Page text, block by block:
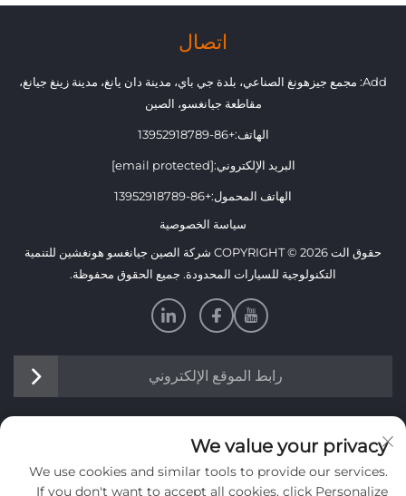
اتصال
Add: مجمع جيزهونغ الصناعي، بلدة جي باي، مدينة دان يانغ، مدينة زينغ جيانغ،
مقاطعة جيانغسو، الصين
الهاتف:+86-13952918789
البريد الإلكتروني:[email protected]
الهاتف المحمول:+86-13952918789
سياسة الخصوصية
حقوق الت COPYRIGHT © 2026 شركة الصين جيانغسو هونغشين للتنمية
التكنولوجية للسيارات المحدودة. جميع الحقوق محفوظة.
رابط الموقع الإلكتروني
معلومات
اشترك لتلقي نشرتنا الإخبارية الأسبوعية
We value your privacy
We use cookies and similar tools to provide our services.
If you don't want to accept all cookies, click Personalize